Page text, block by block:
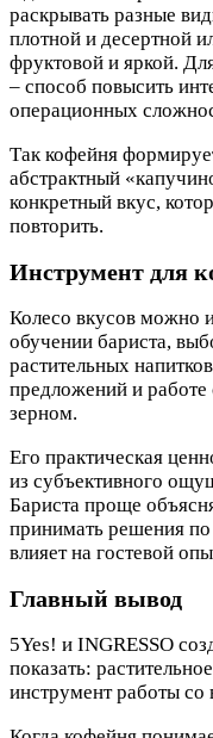
раскрывать разные
плотной и десертной
фруктовой и яркой.
– способ повысить
операционных
Так кофейня
абстрактный
конкретный вкус,
повторить.
Инструмент для
Колесо вкусов можно
обучении бариста,
растительных
предложений и
зерном.
Его практическая
из субъективного
Бариста проще
принимать решения по
влияет на гостевой
Главный вывод
5Yes! и INGRESSO
показать:
инструмент работы